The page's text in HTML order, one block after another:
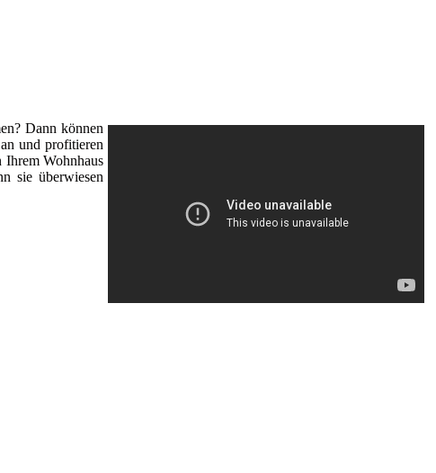
Dann können
und profitieren
Ihrem Wohnhaus
sie überwiesen